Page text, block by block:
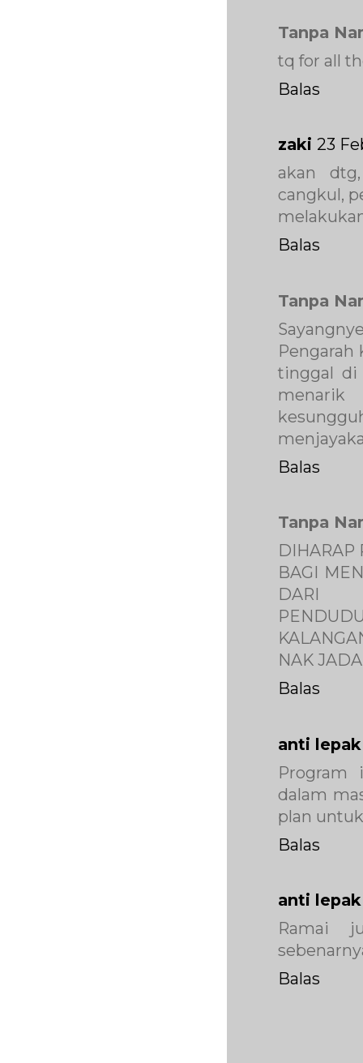
Tanpa
tq for all
Balas
zaki 23
akan
cangkul,
Balas
Tanpa
Pengarah
tinggal di
Balas
Tanpa
DIHARAP
BAGI
DARI
NAK
Balas
anti lepak
Program
dalam
plan
Balas
anti lepak
Ramai
Balas